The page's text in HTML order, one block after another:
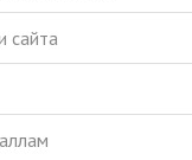
сайта